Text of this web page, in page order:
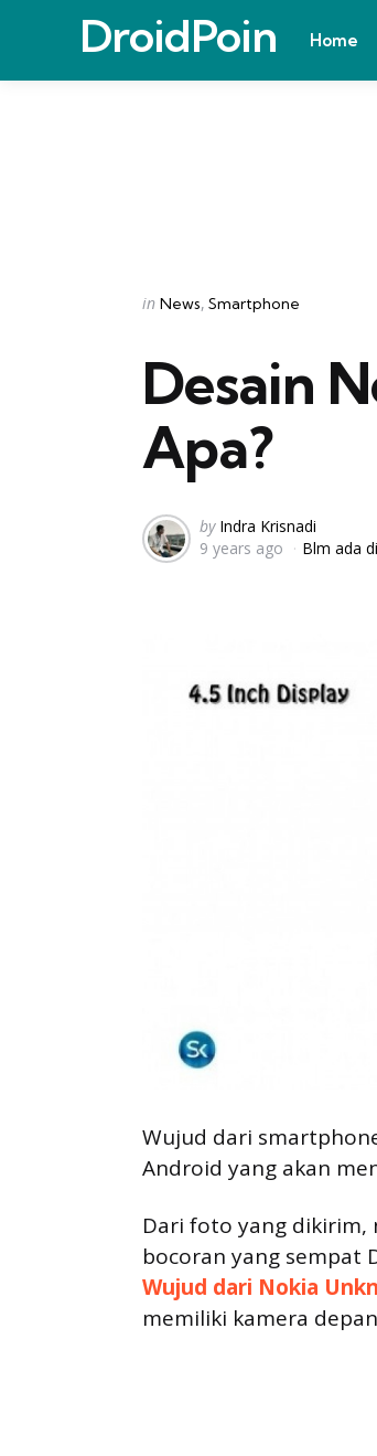
DroidPoin Home
Categories
Posted
in News Smartphone
Desain
Apa?
Posted
by
by Indra Krisnadi
9 years ago
Blm ada
Wujud dari
Android yang akan
Dari foto yang dikirim,
bocoran yang sempat
Wujud dari Nokia
memiliki kamera